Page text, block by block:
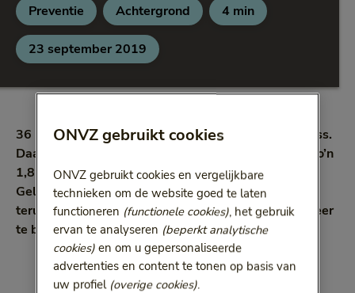
Categorie:
Preventie Categorie:
Achtergrond Leestijd:
4 min4 minuten
23 september 2019
36 procent van het verzuim komt voort uit werkstress.
Daarmee kost stress de Nederlandse werkgevers zo’n
1,8 miljard euro per jaar. Een forse kostenpost.
Gelukkig kunt u als werkgever wel iets doen om dit
terug te dringen: stimuleer uw medewerkers om meer
te bewegen!
ONVZ gebruikt cookies
ONVZ gebruikt cookies en vergelijkbare
technieken om de website goed te laten
functioneren (functionele cookies), het gebruik
ervan te analyseren (beperkt analytische
cookies)en om u gepersonaliseerde
advertenties en content te tonen op basis van
uw profiel (overige cookies).